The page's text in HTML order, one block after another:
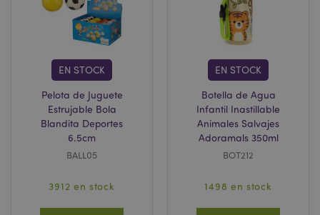
EN STOCK
Pelota de Juguete
Estrujable Bola
Blandita Deportes
6.5cm
BALL05
3912 en stock
EN STOCK
Botella de Agua
Infantil Inastillable
Animales Salvajes
Adoramals 350ml
BOT212
1498 en stock
sesión del usuario y la gestión de la cuenta. El sitio
web no puede funcionar correctamente sin las
cookies estrictamente necesarias.
Dominio
_GRECAPTCHA
Google LLC
.google.com